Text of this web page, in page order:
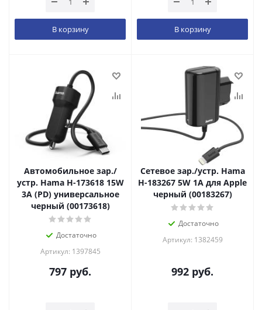
В корзину В корзину
Автомобильное зар./
устр. Hama H-173618 15W
3A (PD) универсальное
черный (00173618)
Достаточно
Артикул: 1397845
797 руб.
Сетевое зар./устр. Hama
H-183267 5W 1A для Apple
черный (00183267)
Достаточно
Артикул: 1382459
992 руб.